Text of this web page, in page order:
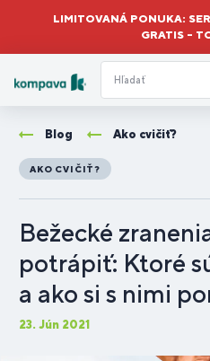
LIMITOVANÁ PONUKA:
GRATIS –
Blog Ako cvičiť?
AKO CVIČIŤ?
Bežecké
potrápiť: Ktoré
a ako si s nimi
23. Jún 2021